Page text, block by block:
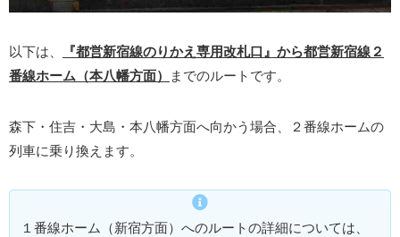
以下は、
『都営新宿線のりかえ専用改札口』から都営新宿線２
番線ホーム（本八幡方面）
までのルートです。
森下・住吉・大島・本八幡方面へ向かう場合、２番線ホームの
列車に乗り換えます。
１番線ホーム（新宿方面）へのルートの詳細については、